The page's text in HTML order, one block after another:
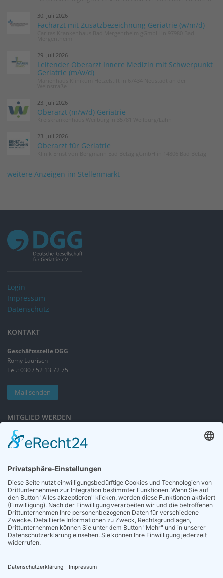
30. Juli 2026
Facharzt mit Zusatzbezeichnung Geriatrie (w/m/d)
29. Juli 2026
Leitender Oberarzt Innere Medizin mit Schwerpunkt
Geriatrie (m/w/d)
23. Juli 2026
Oberarzt (m/w/d) Geriatrie
23. Juli 2026
Oberarzt für Geriatrie
weitere Anzeigen im Stellenmarkt
Login
Impressum
Datenschutz
KONTAKT
Geschäftsstelle DGG
Romy Laurisch
Tel.: 030 / 52 13 72 75
Mail senden
MITGLIED WERDEN
Sieben gute Gründe
für Ihre Mitgliedschaft
NEWSLETTER
Neuigkeiten rund um die Geriatrie und die DGG – regelmäßig in Ihrem
Postfach.